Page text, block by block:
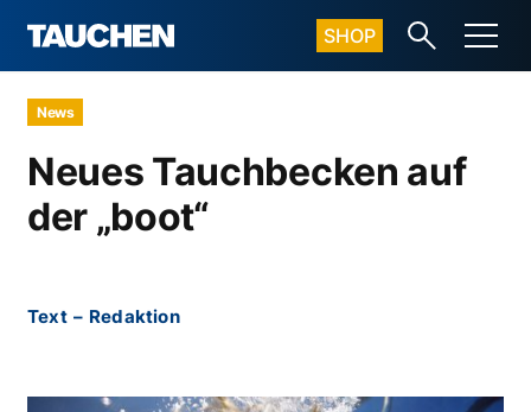
SHOP
News
Neues Tauchbecken auf
der „boot“
Text – Redaktion